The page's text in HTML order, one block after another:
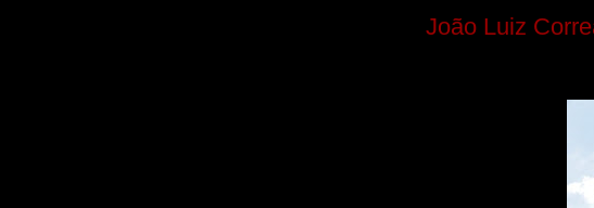
João Luiz